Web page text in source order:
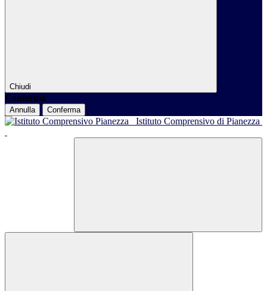
Chiudi
Conferma
Annulla Conferma
Istituto Comprensivo di Pianezza